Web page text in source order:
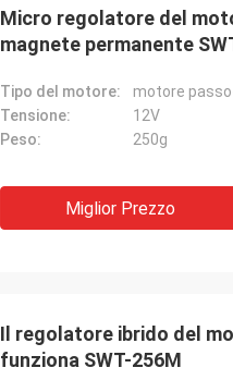
Limitato privato di
Micro regolatore del
magnete permanente
Tipo del motore:
motore
Tensione:
12V
Peso:
250g
Miglior Prezzo
Il regolatore ibrido del
funziona SWT-256M